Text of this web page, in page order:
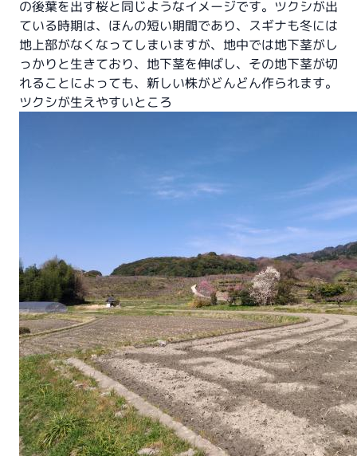
の後葉を出す桜と同じようなイメージです。ツクシが出
ている時期は、ほんの短い期間であり、スギナも冬には
地上部がなくなってしまいますが、地中では地下茎がし
っかりと生きており、地下茎を伸ばし、その地下茎が切
れることによっても、新しい株がどんどん作られます。
ツクシが生えやすいところ